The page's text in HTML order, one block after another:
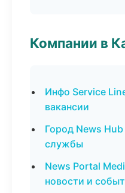
Компании в
Инфо Service
вакансии
Город News
службы
News Portal
новости и